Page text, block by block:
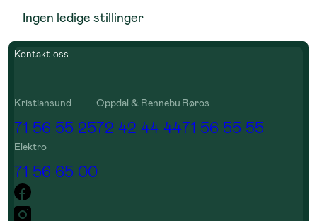
Ingen ledige stillinger
Kontakt oss
Kristiansund
71 56 55 25
Oppdal & Rennebu
72 42 44 44
Røros
71 56 55 55
Elektro
71 56 65 00